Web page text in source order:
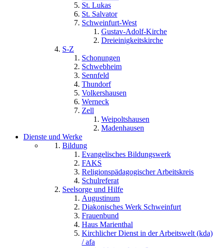
St. Lukas
St. Salvator
Schweinfurt-West
Gustav-Adolf-Kirche
Dreieinigkeitskirche
S-Z
Schonungen
Schwebheim
Sennfeld
Thundorf
Volkershausen
Werneck
Zell
Weipoltshausen
Madenhausen
Dienste und Werke
Bildung
Evangelisches Bildungswerk
FAKS
Religionspädagogischer Arbeitskreis
Schulreferat
Seelsorge und Hilfe
Augustinum
Diakonisches Werk Schweinfurt
Frauenbund
Haus Marienthal
Kirchlicher Dienst in der Arbeitswelt (kda)
/ afa